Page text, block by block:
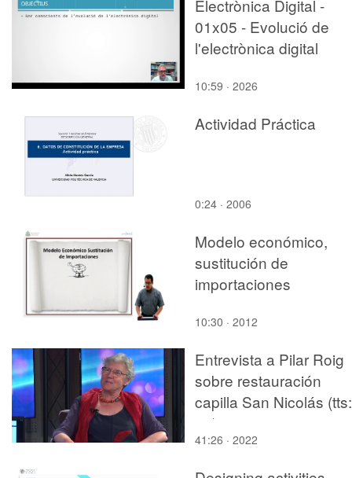
Electrònica Digital -
01x05 - Evolució de
l'electrònica digital
10:59 · 2026
Actividad Práctica
0:24 · 2006
Modelo económico,
sustitución de
importaciones
10:30 · 2012
Entrevista a Pilar Roig
sobre restauración
capilla San Nicolás (tts:
en)
41:26 · 2022